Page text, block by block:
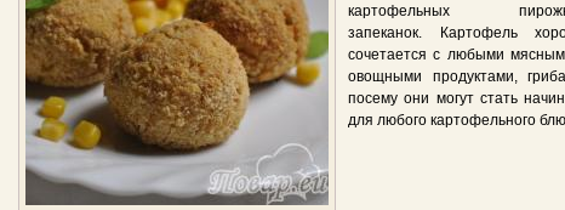
картофельных
запеканок. Картофель
сочетается с любыми
овощными продуктами,
посему они могут стать
для любого картофельного